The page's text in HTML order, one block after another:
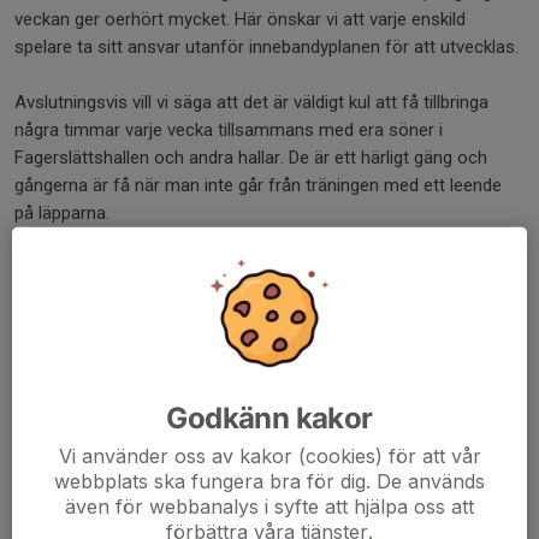
veckan ger oerhört mycket. Här önskar vi att varje enskild
spelare ta sitt ansvar utanför innebandyplanen för att utvecklas.
Avslutningsvis vill vi säga att det är väldigt kul att få tillbringa
några timmar varje vecka tillsammans med era söner i
Fagerslättshallen och andra hallar. De är ett härligt gäng och
gångerna är få när man inte går från träningen med ett leende
på läpparna.
Vi har skickat påminnelse till alla spelare att lämna in
matchställen (tröja och shorts. Strumpor behåller man till nästa
säsong) senast tisdag i samband med avslutning på Prison
/ Ledarna
Dela nyhet
Godkänn kakor
Vi använder oss av kakor (cookies) för att vår
webbplats ska fungera bra för dig. De används
även för webbanalys i syfte att hjälpa oss att
förbättra våra tjänster.